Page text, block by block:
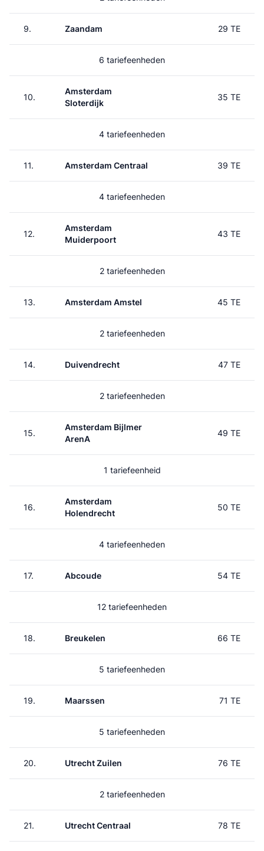
9. Zaandam 29 TE
6 tariefeenheden
10.
Amsterdam
Sloterdijk
35 TE
4 tariefeenheden
11. Amsterdam Centraal 39 TE
4 tariefeenheden
12.
Amsterdam
Muiderpoort
43 TE
2 tariefeenheden
13. Amsterdam Amstel 45 TE
2 tariefeenheden
14. Duivendrecht 47 TE
2 tariefeenheden
15.
Amsterdam Bijlmer
ArenA
49 TE
1 tariefeenheid
16.
Amsterdam
Holendrecht
50 TE
4 tariefeenheden
17. Abcoude 54 TE
12 tariefeenheden
18. Breukelen 66 TE
5 tariefeenheden
19. Maarssen 71 TE
5 tariefeenheden
20. Utrecht Zuilen 76 TE
2 tariefeenheden
21. Utrecht Centraal 78 TE